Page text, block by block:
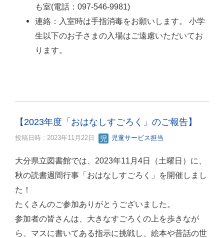
も室(電話：097-546-9981)
連絡：入室時は手指消毒をお願いします。 小学
生以下のお子さまの入場はご遠慮いただいてお
ります。
【2023年度「おはなしすごろく」のご報告】
投稿日時 : 2023年11月22日 児童サービス担当
大分県立図書館では、2023年11月4日（土曜日）に、
秋の読書週間行事「おはなしすごろく」を開催しまし
た！
たくさんのご参加ありがとうございました。
参加者の皆さんは、大きなすごろくの上を歩きなが
ら、マスに書いてある指示に挑戦し、絵本や昔話の世